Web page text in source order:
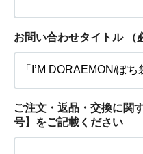
お問い合わせタイトル （
ご注文・返品・交換に関
号】をご記載ください